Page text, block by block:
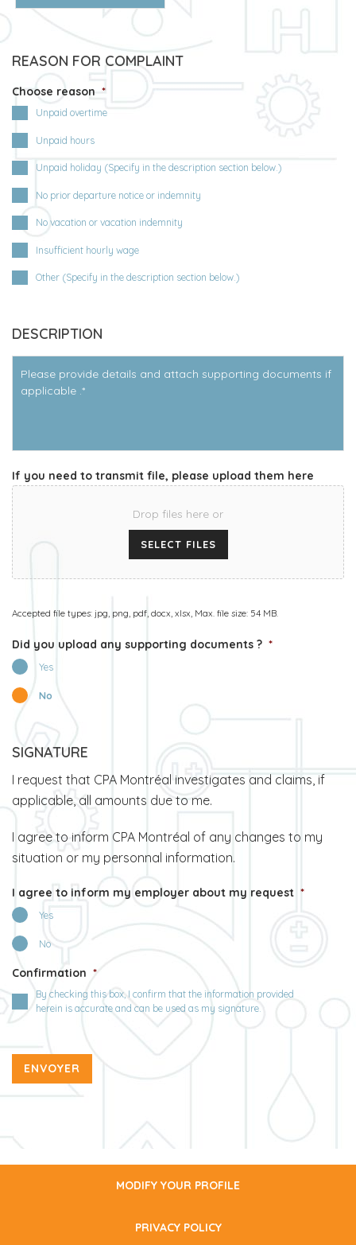
REASON FOR COMPLAINT
Choose reason *
Unpaid overtime
Unpaid hours
Unpaid holiday (Specify in the description section below.)
No prior departure notice or indemnity
No vacation or vacation indemnity
Insufficient hourly wage
Other (Specify in the description section below.)
DESCRIPTION
détailler
et
justificatives
y
a
lieu
If you need to transmit file, please upload them here
Drop files here or
SELECT FILES
Accepted file types: jpg, png, pdf, docx, xlsx, Max. file size: 54 MB.
Did you upload any supporting documents ? *
Yes
No
SIGNATURE
I request that CPA Montréal investigates and claims, if
applicable, all amounts due to me.
I agree to inform CPA Montréal of any changes to my
situation or my personnal information.
I agree to inform my employer about my request *
Yes
No
Confirmation *
By checking this box, I confirm that the information provided
herein is accurate and can be used as my signature.
MODIFY YOUR PROFILE
PRIVACY POLICY